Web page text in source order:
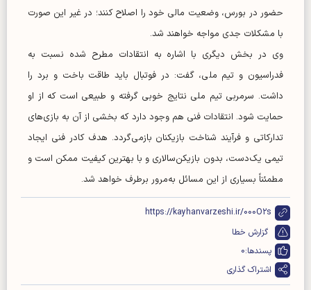
حضور در بورس، وضعیت مالی خود را اصلاح کنند؛ در غیر این صورت
با مشکلات جدی مواجه خواهند شد.
وی در بخش دیگری با اشاره به انتقادات مطرح‌ شده نسبت به
فدراسیون و تیم ملی، گفت: در فوتبال باید طاقت باخت و برد را
داشت. سرمربی تیم ملی نتایج خوبی گرفته و طبیعی است که از او
حمایت شود. انتقادات فنی هم وجود دارد که بخشی از آن به بازی‌های
تدارکاتی و فرآیند شناخت بازیکنان بازمی‌گردد. هدف کادر فنی ایجاد
تیمی یک‌دست، بدون بازیکن‌سالاری و با بهترین کیفیت ممکن است و
مطمئناً بسیاری از این مسائل به‌مرور برطرف خواهد شد.
https://kayhanvarzeshi.ir/000O2s
گزارش خطا
پسندها:0
اشتراک گذاری